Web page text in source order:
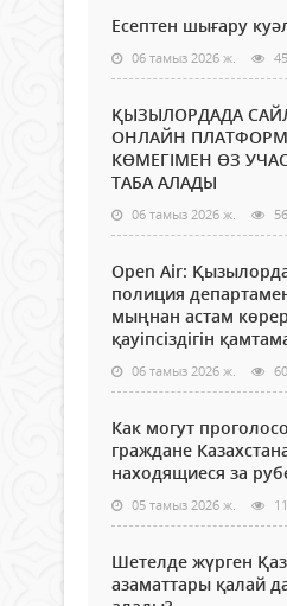
Есептен шығару
06 тамыз 2026 ж. 45
ҚЫЗЫЛОРДАДА
ОНЛАЙН
КӨМЕГІМЕН ӨЗ
ТАБА АЛАДЫ
06 тамыз 2026 ж. 56
Open Air:
полиция
мыңнан астам
қауіпсіздігін
06 тамыз 2026 ж. 60
Как могут
граждане
находящиеся за
05 тамыз 2026 ж.
Шетелде жүрген
азаматтары қалай